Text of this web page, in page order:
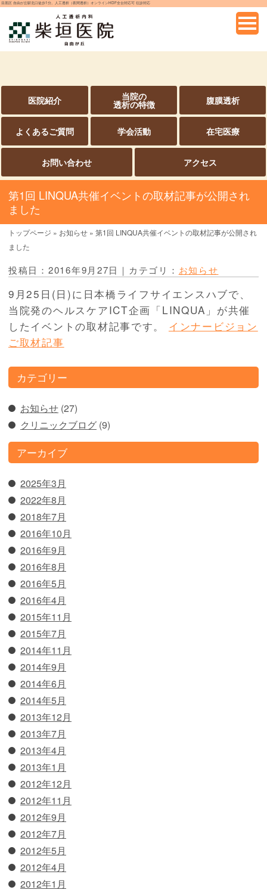
目黒区 自由が丘駅北口徒歩1分。人工透析（夜間透析）オンラインHDF全台対応可 往診対応
医院紹介 当院の
透析の特徴 腹膜透析
よくあるご質問 学会活動 在宅医療
お問い合わせ アクセス
第1回 LINQUA共催イベントの取材記事が公開され
ました
トップページ » お知らせ » 第1回 LINQUA共催イベントの取材記事が公開され
ました
投稿日：2016年9月27日｜カテゴリ： お知らせ
9月25日(日)に日本橋ライフサイエンスハブで、
当院発のヘルスケアICT企画「LINQUA」が共催
したイベントの取材記事です。 インナービジョン
ご取材記事
カテゴリー
お知らせ (27)
クリニックブログ (9)
アーカイブ
2025年3月
2022年8月
2018年7月
2016年10月
2016年9月
2016年8月
2016年5月
2016年4月
2015年11月
2015年7月
2014年11月
2014年9月
2014年6月
2014年5月
2013年12月
2013年7月
2013年4月
2013年1月
2012年12月
2012年11月
2012年9月
2012年7月
2012年5月
2012年4月
2012年1月